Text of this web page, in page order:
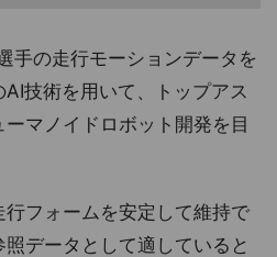
手の走行モーションデータを
技術を用いて、トップアス
マノイドロボット開発を目
フォームを安定して維持で
データとして適していると